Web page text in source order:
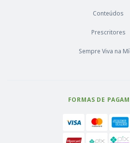
Conteúdos
Prescritores
Sempre Viva na
FORMAS DE